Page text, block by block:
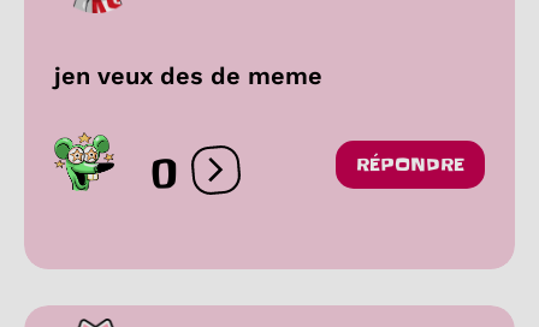
jen veux des de meme
0 Ouvrir les réactions
RÉPONDRE